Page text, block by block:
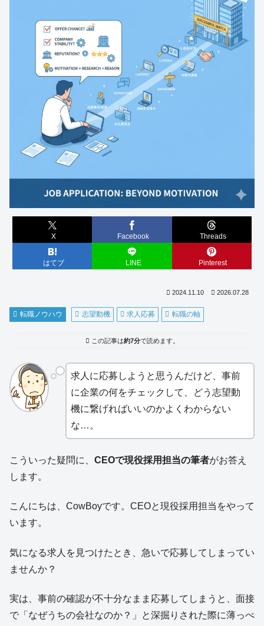
X Facebook Threads
はてブ LINE Pinterest
2024.11.10 2026.07.28
転職ノウハウ 志望動機 求人応募 転職の軸
この記事は約7分で読めます。
求人に応募しようと思うんだけど、事前
に企業の何をチェックして、どう志望動
機に繋げればいいのかよくわからない
な…。
こういった疑問に、 CEOで現役採用担当の筆者がお答え
します。
こんにちは、CowBoyです。CEOと現役採用担当をやって
います。
気になる求人を見つけたとき、急いで応募してしまってい
ませんか？
実は、事前の確認が不十分なまま応募してしまうと、面接
で「なぜうちの会社なのか？」と深掘りされた際に薄っぺ